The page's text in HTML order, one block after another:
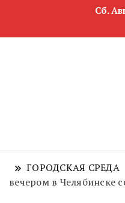
Сб.
ГОРОДСКАЯ СРЕДА
вечером в Челябинске